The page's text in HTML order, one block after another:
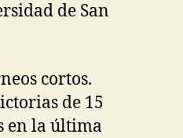
de San
cortos.
de 15
en la última